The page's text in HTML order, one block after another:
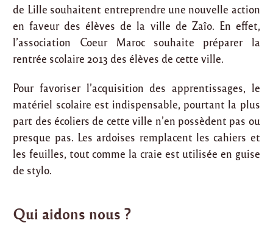
de Lille souhaitent entreprendre une nouvelle action
en faveur des élèves de la ville de Zaîo. En effet,
l’association Coeur Maroc souhaite préparer la
rentrée scolaire 2013 des élèves de cette ville.
Pour favoriser l’acquisition des apprentissages, le
matériel scolaire est indispensable, pourtant la plus
part des écoliers de cette ville n’en possèdent pas ou
presque pas. Les ardoises remplacent les cahiers et
les feuilles, tout comme la craie est utilisée en guise
de stylo.
Qui aidons nous ?